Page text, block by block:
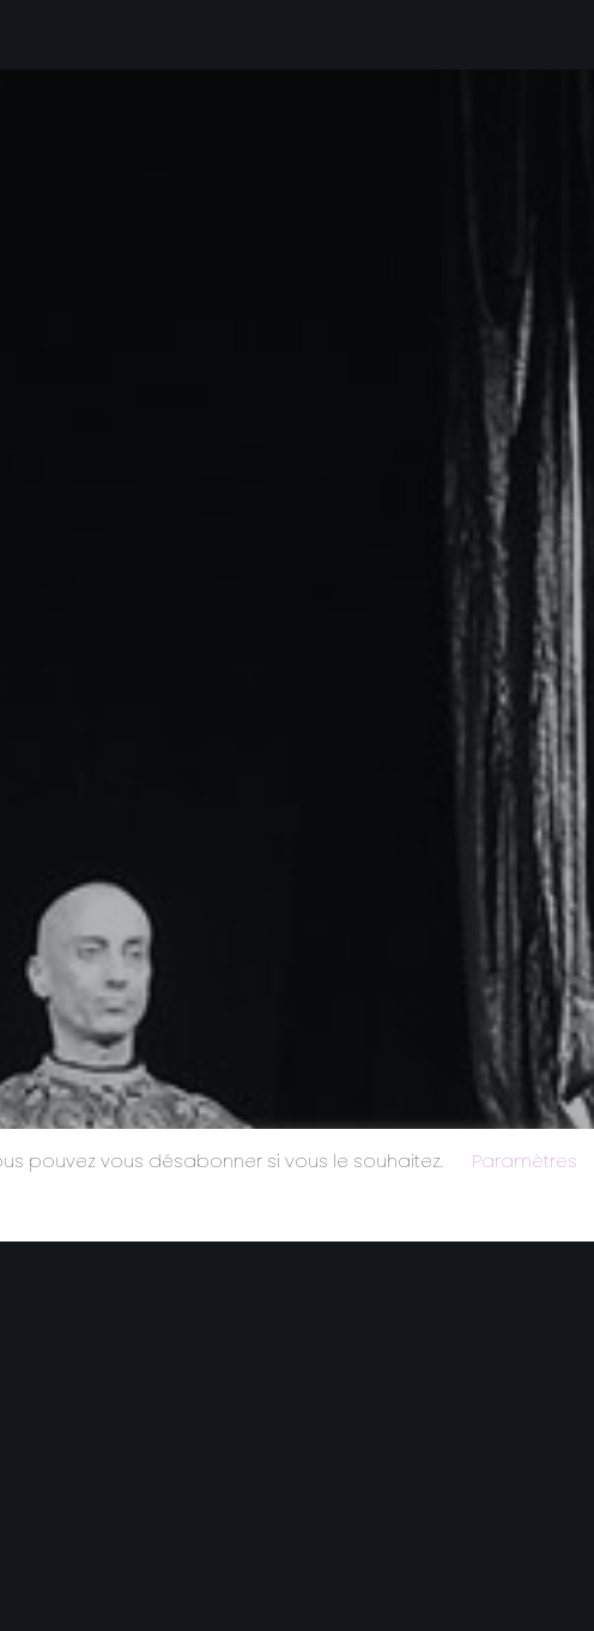
pouvez vous désabonner si vous le souhaitez.
Paramètres